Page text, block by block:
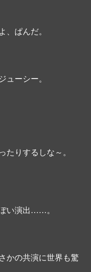
、ぱんだ。
ューシー。
たりするしな～。
い演出……。
かの共演に世界も驚